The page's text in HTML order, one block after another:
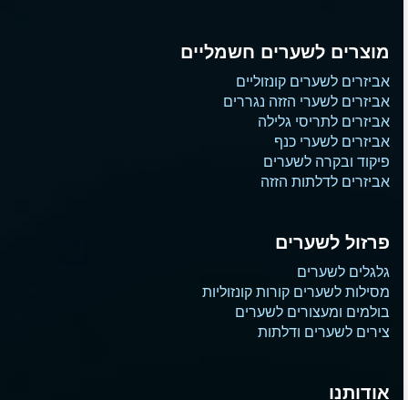
מוצרים לשערים חשמליים
אביזרים לשערים קונזוליים
אביזרים לשערי הזזה נגררים
אביזרים לתריסי גלילה
אביזרים לשערי כנף
פיקוד ובקרה לשערים
אביזרים לדלתות הזזה
פרזול לשערים
גלגלים לשערים
מסילות לשערים קורות קונזוליות
בולמים ומעצורים לשערים
צירים לשערים ודלתות
אודותנו